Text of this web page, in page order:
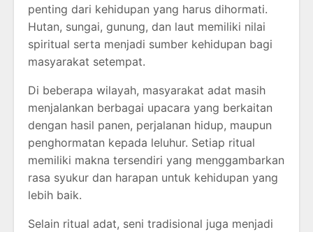
penting dari kehidupan yang harus dihormati.
Hutan, sungai, gunung, dan laut memiliki nilai
spiritual serta menjadi sumber kehidupan bagi
masyarakat setempat.
Di beberapa wilayah, masyarakat adat masih
menjalankan berbagai upacara yang berkaitan
dengan hasil panen, perjalanan hidup, maupun
penghormatan kepada leluhur. Setiap ritual
memiliki makna tersendiri yang menggambarkan
rasa syukur dan harapan untuk kehidupan yang
lebih baik.
Selain ritual adat, seni tradisional juga menjadi